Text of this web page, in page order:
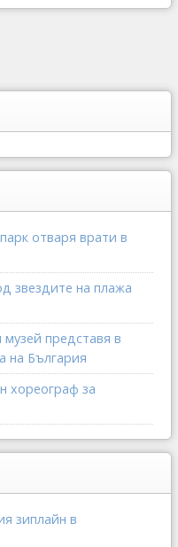
отваря врати в
звездите на плажа
представя в
на България
хореограф за
зиплайн в